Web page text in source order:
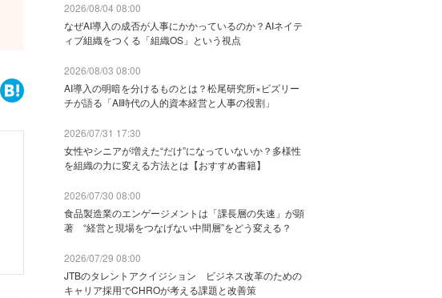
2026/08/04 08:00
なぜAI導入の成否が人事にかかっているのか？AIネイテ
ィブ組織をつくる「組織OS」という視点
2026/08/03 08:00
AI導入の明暗を分けるものとは？松尾研究所×ビズリー
チが語る「AI時代の人的資本経営と人事の役割」
2026/07/31 17:30
女性やシニアが増えた“だけ”になっていないか？多様性
を組織の力に変える方法とは【おすすめ書籍】
2026/07/30 08:00
食品製造業のエンゲージメントは「課長層の失速」が顕
著 “経営と現場をつなげない中間層”をどう変える？
2026/07/29 08:00
JTBのタレントアクイジション ビジネス改革のための
キャリア採用でCHROが考える課題と改善策